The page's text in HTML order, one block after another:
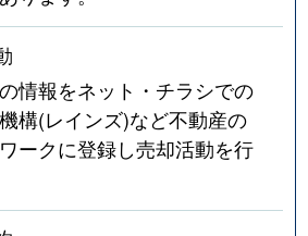
情報をネット・チラシでの
構(レインズ)など不動産の
ークに登録し売却活動を行